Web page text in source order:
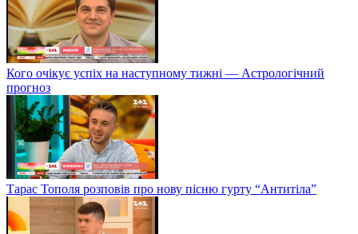
Кого очікує успіх на наступному тижні — Астрологічний
прогноз
Тарас Тополя розповів про нову пісню гурту “Антитіла”